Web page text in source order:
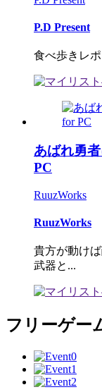
P.D Present
食べ歩きレ
あばれ勇
PC
RuuzWorks
RuuzWorks
貴方が動け
武器と...
フリーゲー